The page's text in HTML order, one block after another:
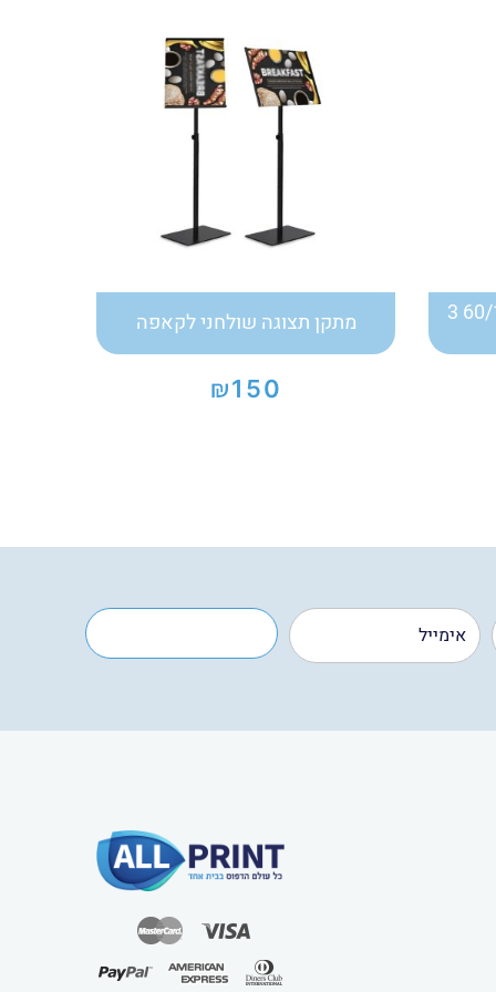
מתקן X BANNER גודל 60/180 3 מתקן תצוגה שולחני לקאפה
₪150